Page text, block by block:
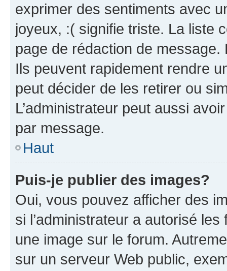
exprimer des sentiments avec
joyeux, :( signifie triste. La liste
page de rédaction de
Ils peuvent rapidement rendre
peut décider de les retirer ou
L’administrateur peut aussi
par message.
Haut
Puis-je publier des images?
Oui, vous pouvez afficher des
si l’administrateur a autorisé
une image sur le forum.
sur un serveur Web public,